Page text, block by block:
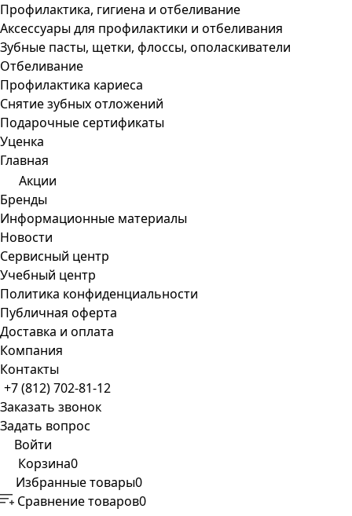
Профилактика, гигиена и отбеливание
Аксессуары для профилактики и отбеливания
Зубные пасты, щетки, флоссы, ополаскиватели
Отбеливание
Профилактика кариеса
Снятие зубных отложений
Подарочные сертификаты
Уценка
Главная
Акции
Бренды
Информационные материалы
Новости
Сервисный центр
Учебный центр
Политика конфиденциальности
Публичная оферта
Доставка и оплата
Компания
Контакты
+7 (812) 702-81-12
Заказать звонок
Задать вопрос
Войти
Корзина0
Избранные товары0
Сравнение товаров0